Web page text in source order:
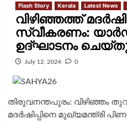
Flash Story Kerala Latest News
വിഴിഞ്ഞത്ത്
സ്വീകരണം:
ഉദ്ഘാടനം
July 12, 2024 0
തിരുവനന്തപുരം: വിഴിഞ്ഞം
മദർഷിപ്പിനെ മുഖ്യമന്ത്രി